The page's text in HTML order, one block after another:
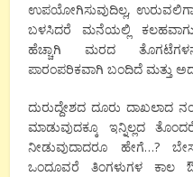
ಉಪಯೋಗಿಸುವುದಿಲ್ಲ,
ಬಳಸಿದರೆ ಮನೆಯಲ್ಲಿ
ಹೆಚ್ಚಾಗಿ ಮರದ
ಪಾರಂಪರಿಕವಾಗಿ ಬಂದಿದೆ ಮತ್ತು
ದುರುದ್ದೇಶದ ದೂರು ದಾಖಲಾದ
ಮಾಡುವುದಕ್ಕೂ ಇನ್ನಿಲ್ಲದ
ನೀಡುವುದಾದರೂ ಹೇಗೆ…?
ಒಂದೂವರೆ ತಿಂಗಳುಗಳ ಕಾಲ